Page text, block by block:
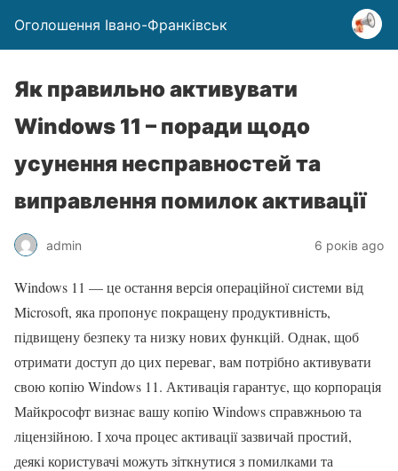
Оголошення Івано-Франківськ
Як правильно активувати
Windows 11 – поради щодо
усунення несправностей та
виправлення помилок активації
admin 6 років ago
Windows 11 — це остання версія операційної системи від
Microsoft, яка пропонує покращену продуктивність,
підвищену безпеку та низку нових функцій. Однак, щоб
отримати доступ до цих переваг, вам потрібно активувати
свою копію Windows 11. Активація гарантує, що корпорація
Майкрософт визнає вашу копію Windows справжньою та
ліцензійною. І хоча процес активації зазвичай простий,
деякі користувачі можуть зіткнутися з помилками та